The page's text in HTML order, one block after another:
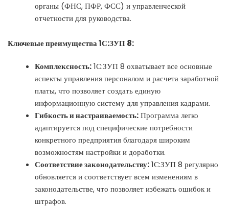
органы (ФНС, ПФР, ФСС) и управленческой
отчетности для руководства.
Ключевые преимущества 1С:ЗУП 8:
Комплексность:1С:ЗУП 8 охватывает все основные
аспекты управления персоналом и расчета заработной
платы, что позволяет создать единую
информационную систему для управления кадрами.
Гибкость и настраиваемость:Программа легко
адаптируется под специфические потребности
конкретного предприятия благодаря широким
возможностям настройки и доработки.
Соответствие законодательству:1С:ЗУП 8 регулярно
обновляется и соответствует всем изменениям в
законодательстве, что позволяет избежать ошибок и
штрафов.